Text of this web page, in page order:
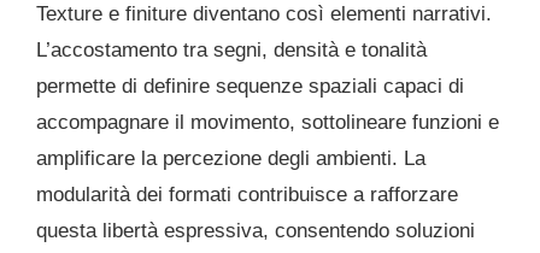
Texture e finiture diventano così elementi narrativi.
L’accostamento tra segni, densità e tonalità
permette di definire sequenze spaziali capaci di
accompagnare il movimento, sottolineare funzioni e
amplificare la percezione degli ambienti. La
modularità dei formati contribuisce a rafforzare
questa libertà espressiva, consentendo soluzioni